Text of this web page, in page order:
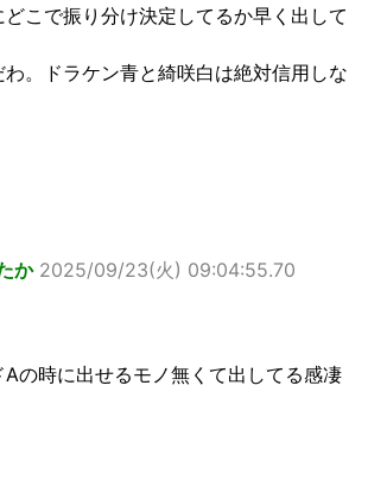
こで振り分け決定してるか早く出して
。ドラケン青と綺咲白は絶対信用しな
か 2025/09/23(火) 09:04:55.70
の時に出せるモノ無くて出してる感凄